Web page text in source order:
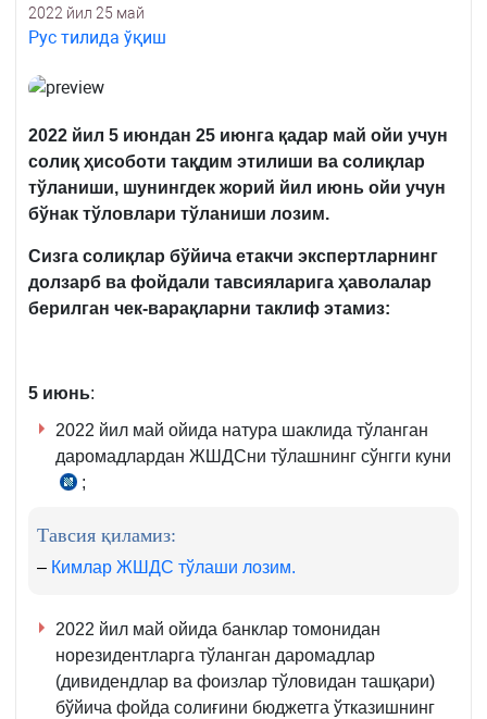
2022 йил 25 май
Рус тилида ўқиш
2022 йил 5 июндан 25 июнга қадар май ойи учун
солиқ ҳисоботи тақдим этилиши ва солиқлар
тўланиши, шунингдек жорий йил июнь ойи учун
бўнак тўловлари тўланиши лозим.
Сизга солиқлар бўйича етакчи экспертларнинг
долзарб ва фойдали тавсияларига ҳаволалар
берилган чек-варақларни таклиф этамиз:
5 июнь:
2022 йил май ойида натура шаклида тўланган
даромадлардан ЖШДСни тўлашнинг сўнгги куни
СК
м.
2-
;
Тавсия қиламиз:
– Кимлар ЖШДС тўлаши лозим.
2022 йил май ойида банклар томонидан
норезидентларга тўланган даромадлар
(дивидендлар ва фоизлар тўловидан ташқари)
бўйича фойда солиғини бюджетга ўтказишнинг